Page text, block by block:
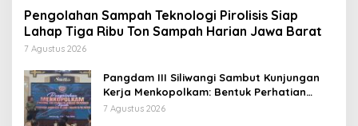
Pengolahan Sampah Teknologi Pirolisis Siap
Lahap Tiga Ribu Ton Sampah Harian Jawa Barat
7 Agustus 2026
Pangdam III Siliwangi Sambut Kunjungan
Kerja Menkopolkam: Bentuk Perhatian
Pemerintah
7 Agustus 2026